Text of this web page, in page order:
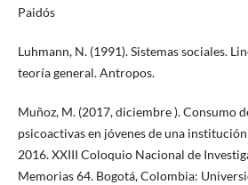
Paidós
Luhmann, N. (1991). Sistemas sociales.
teoría general. Antropos.
Muñoz, M. (2017, diciembre ). Consumo
psicoactivas en jóvenes de una
2016. XXIII Coloquio Nacional de
Memorias 64. Bogotá, Colombia: